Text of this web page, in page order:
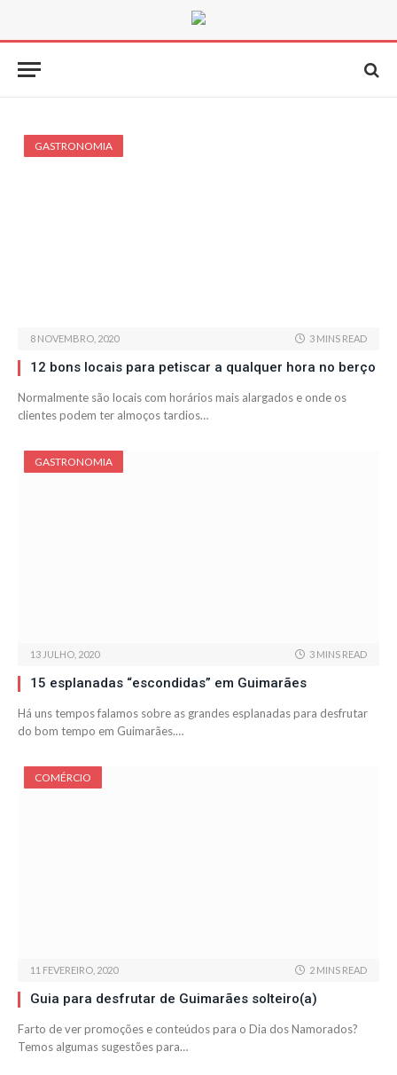
GASTRONOMIA
8 NOVEMBRO, 2020 3 MINS READ
12 bons locais para petiscar a qualquer hora no berço
Normalmente são locais com horários mais alargados e onde os
clientes podem ter almoços tardios…
GASTRONOMIA
13 JULHO, 2020 3 MINS READ
15 esplanadas “escondidas” em Guimarães
Há uns tempos falamos sobre as grandes esplanadas para desfrutar
do bom tempo em Guimarães.…
COMÉRCIO
11 FEVEREIRO, 2020 2 MINS READ
Guia para desfrutar de Guimarães solteiro(a)
Farto de ver promoções e conteúdos para o Dia dos Namorados?
Temos algumas sugestões para…